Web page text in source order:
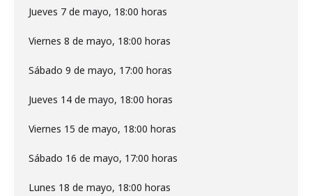
Jueves 7 de mayo, 18:00 horas
Viernes 8 de mayo, 18:00 horas
Sábado 9 de mayo, 17:00 horas
Jueves 14 de mayo, 18:00 horas
Viernes 15 de mayo, 18:00 horas
Sábado 16 de mayo, 17:00 horas
Lunes 18 de mayo, 18:00 horas